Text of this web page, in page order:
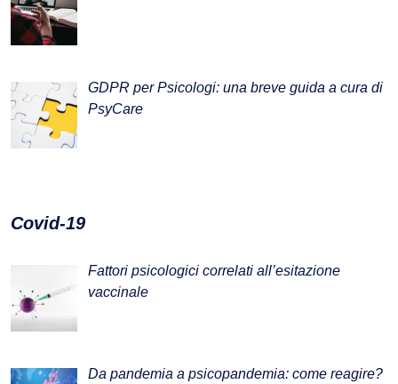
GDPR per Psicologi: una breve guida a cura di
PsyCare
Covid-19
Fattori psicologici correlati all’esitazione
vaccinale
Da pandemia a psicopandemia: come reagire?